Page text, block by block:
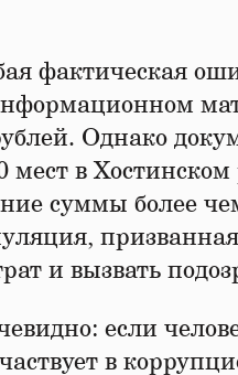
фактическая
Однако
мест в
суммы более чем
призванная
и вызвать
если
в